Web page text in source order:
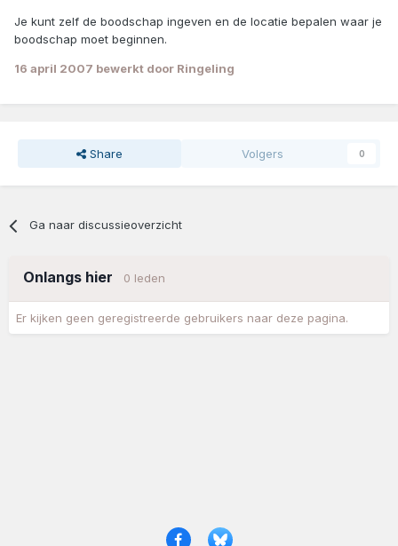
Je kunt zelf de boodschap ingeven en de locatie bepalen waar je
boodschap moet beginnen.
16 april 2007 bewerkt door Ringeling
Share Volgers 0
Ga naar discussieoverzicht
Onlangs hier 0 leden
Er kijken geen geregistreerde gebruikers naar deze pagina.